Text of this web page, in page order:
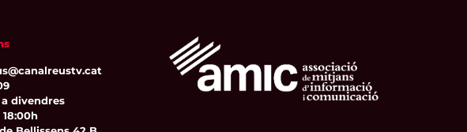
divendres